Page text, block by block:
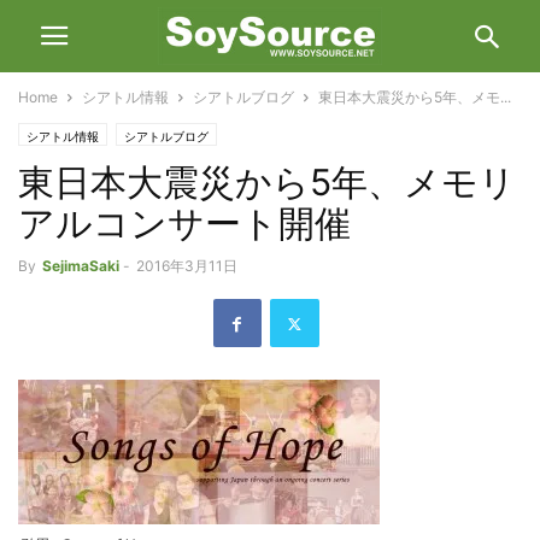
Home シアトル情報 シアトルブログ 東日本大震災から5年、メモ...
シアトル情報 シアトルブログ
東日本大震災から5年、メモリ
アルコンサート開催
By SejimaSaki - 2016年3月11日